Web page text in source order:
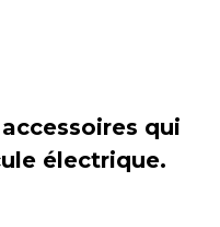
qui
électrique.